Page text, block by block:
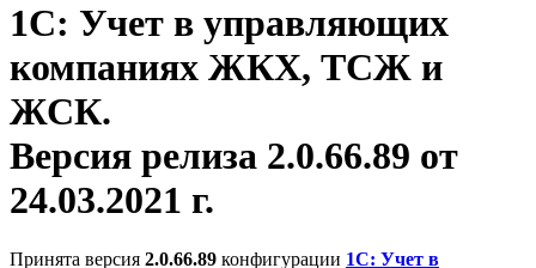
1С: Учет в управляющих
компаниях ЖКХ, ТСЖ и
ЖСК.
Версия релиза 2.0.66.89 от
24.03.2021 г.
Принята версия 2.0.66.89 конфигурации 1С: Учет в